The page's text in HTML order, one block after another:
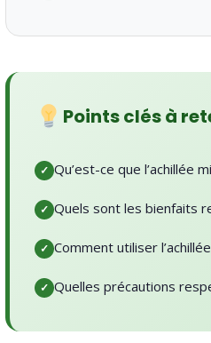
Points clés à
Qu’est-ce que l’achillée
Quels sont les bienfaits
Comment utiliser
Quelles précautions